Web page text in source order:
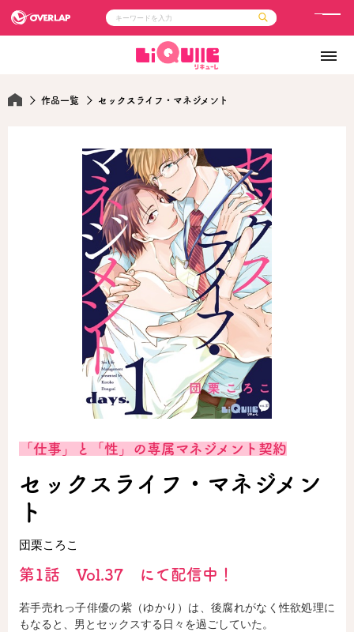
LiQulle
ラブパルフェ
ライトノベル
ノベルスf
ロサージュノベルス
企業
オーバーラップホールディングス
お問い合わせはこちら
オーバーラップ文庫
オーバーラップノベルス
オーバーラップノベルスf
ロサージュノベルス
コミックガルド
リキューレ
メ
作品一覧 セックスライフ・マネジメント
「仕事」と「性」の専属マネジメント契約
セックスライフ・マネジメン
ト
団栗ころこ
第1話 Vol.37 にて配信中！
若手売れっ子俳優の紫（ゆかり）は、後腐れがなく性欲処理に
もなると、男とセックスする日々を過ごしていた。